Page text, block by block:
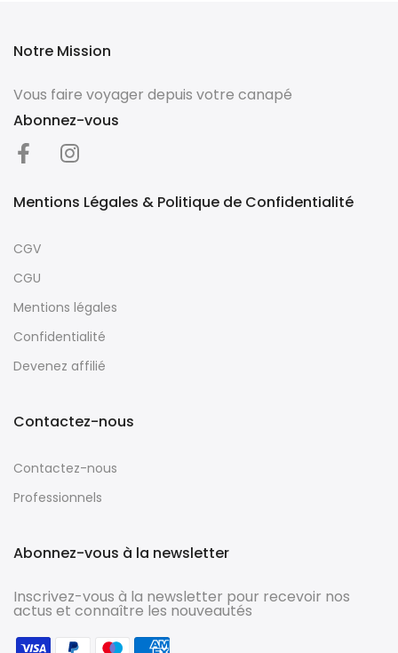
Notre Mission
Vous faire voyager depuis votre canapé
Abonnez-vous
Mentions Légales & Politique de Confidentialité
CGV
CGU
Mentions légales
Confidentialité
Devenez affilié
Contactez-nous
Contactez-nous
Professionnels
Abonnez-vous à la newsletter
Inscrivez-vous à la newsletter pour recevoir nos
actus et connaître les nouveautés